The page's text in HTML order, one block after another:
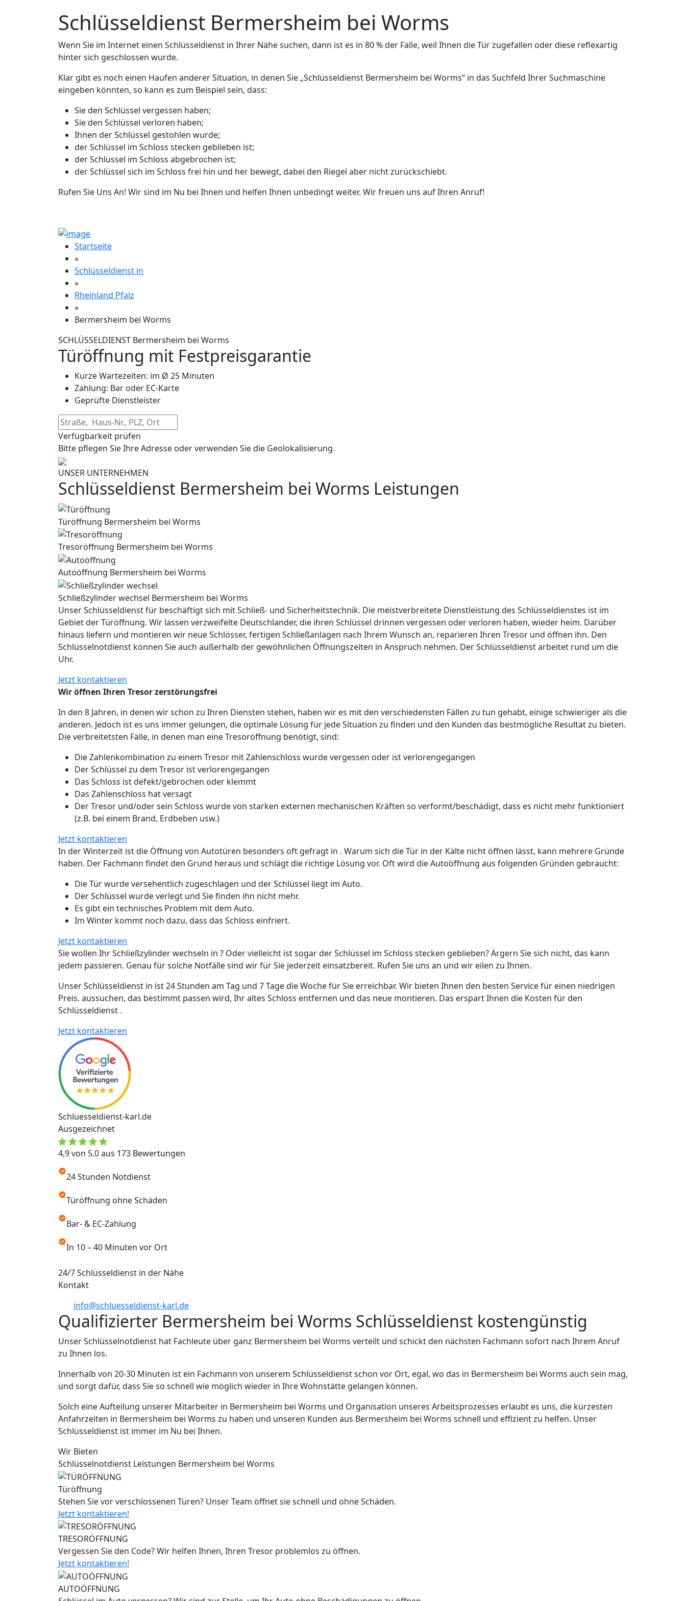
Schlüsseldienst Bermersheim bei Worms
Wenn Sie im Internet einen Schlüsseldienst in Ihrer Nähe suchen, dann ist es in 80 % der Fälle, weil Ihnen die Tür zugefallen oder diese reflexartig
hinter sich geschlossen wurde.
Klar gibt es noch einen Haufen anderer Situation, in denen Sie „Schlüsseldienst Bermersheim bei Worms“ in das Suchfeld Ihrer Suchmaschine
eingeben könnten, so kann es zum Beispiel sein, dass:
Sie den Schlüssel vergessen haben;
Sie den Schlüssel verloren haben;
Ihnen der Schlüssel gestohlen wurde;
der Schlüssel im Schloss stecken geblieben ist;
der Schlüssel im Schloss abgebrochen ist;
der Schlüssel sich im Schloss frei hin und her bewegt, dabei den Riegel aber nicht zurückschiebt.
Rufen Sie Uns An! Wir sind im Nu bei Ihnen und helfen Ihnen unbedingt weiter. Wir freuen uns auf Ihren Anruf!
Startseite
»
Schlüsseldienst in
»
Rheinland Pfalz
»
Bermersheim bei Worms
SCHLÜSSELDIENST Bermersheim bei Worms
Türöffnung mit Festpreisgarantie
Kurze Wartezeiten: im Ø 25 Minuten
Zahlung: Bar oder EC-Karte
Geprüfte Dienstleister
Verfügbarkeit prüfen
Bitte pflegen Sie Ihre Adresse oder verwenden Sie die Geolokalisierung.
UNSER UNTERNEHMEN
Schlüsseldienst Bermersheim bei Worms Leistungen
Türöffnung Bermersheim bei Worms
Tresoröffnung Bermersheim bei Worms
Autoöffnung Bermersheim bei Worms
Schließzylinder wechsel Bermersheim bei Worms
Unser Schlüsseldienst für beschäftigt sich mit Schließ- und Sicherheitstechnik. Die meistverbreitete Dienstleistung des Schlüsseldienstes ist im
Gebiet der Türöffnung. Wir lassen verzweifelte Deutschlander, die ihren Schlüssel drinnen vergessen oder verloren haben, wieder heim. Darüber
hinaus liefern und montieren wir neue Schlösser, fertigen Schließanlagen nach Ihrem Wunsch an, reparieren Ihren Tresor und öffnen ihn. Den
Schlüsselnotdienst können Sie auch außerhalb der gewöhnlichen Öffnungszeiten in Anspruch nehmen. Der Schlüsseldienst arbeitet rund um die
Uhr.
Jetzt kontaktieren
Wir öffnen Ihren Tresor zerstörungsfrei
In den 8 Jahren, in denen wir schon zu Ihren Diensten stehen, haben wir es mit den verschiedensten Fällen zu tun gehabt, einige schwieriger als die
anderen. Jedoch ist es uns immer gelungen, die optimale Lösung für jede Situation zu finden und den Kunden das bestmögliche Resultat zu bieten.
Die verbreitetsten Fälle, in denen man eine Tresoröffnung benötigt, sind:
Die Zahlenkombination zu einem Tresor mit Zahlenschloss wurde vergessen oder ist verlorengegangen
Der Schlüssel zu dem Tresor ist verlorengegangen
Das Schloss ist defekt/gebrochen oder klemmt
Das Zahlenschloss hat versagt
Der Tresor und/oder sein Schloss wurde von starken externen mechanischen Kräften so verformt/beschädigt, dass es nicht mehr funktioniert
(z.B. bei einem Brand, Erdbeben usw.)
Jetzt kontaktieren
In der Winterzeit ist die Öffnung von Autotüren besonders oft gefragt in . Warum sich die Tür in der Kälte nicht öffnen lässt, kann mehrere Gründe
haben. Der Fachmann findet den Grund heraus und schlägt die richtige Lösung vor. Oft wird die Autoöffnung aus folgenden Gründen gebraucht:
Die Tür wurde versehentlich zugeschlagen und der Schlüssel liegt im Auto.
Der Schlüssel wurde verlegt und Sie finden ihn nicht mehr.
Es gibt ein technisches Problem mit dem Auto.
Im Winter kommt noch dazu, dass das Schloss einfriert.
Jetzt kontaktieren
Sie wollen Ihr Schließzylinder wechseln in ? Oder vielleicht ist sogar der Schlüssel im Schloss stecken geblieben? Ärgern Sie sich nicht, das kann
jedem passieren. Genau für solche Notfälle sind wir für Sie jederzeit einsatzbereit. Rufen Sie uns an und wir eilen zu Ihnen.
Unser Schlüsseldienst in ist 24 Stunden am Tag und 7 Tage die Woche für Sie erreichbar. Wir bieten Ihnen den besten Service für einen niedrigen
Preis. aussuchen, das bestimmt passen wird, Ihr altes Schloss entfernen und das neue montieren. Das erspart Ihnen die Kosten für den
Schlüsseldienst .
Jetzt kontaktieren
Schluesseldienst-karl.de
Ausgezeichnet
4,9 von 5,0 aus 173 Bewertungen
24 Stunden Notdienst
Türöffnung ohne Schäden
Bar- & EC-Zahlung
In 10 – 40 Minuten vor Ort
24/7 Schlüsseldienst in der Nähe
Kontakt
info@schluesseldienst-karl.de
Qualifizierter Bermersheim bei Worms Schlüsseldienst kostengünstig
Unser Schlüsselnotdienst hat Fachleute über ganz Bermersheim bei Worms verteilt und schickt den nächsten Fachmann sofort nach Ihrem Anruf
zu Ihnen los.
Innerhalb von 20-30 Minuten ist ein Fachmann von unserem Schlüsseldienst schon vor Ort, egal, wo das in Bermersheim bei Worms auch sein mag,
und sorgt dafür, dass Sie so schnell wie möglich wieder in Ihre Wohnstätte gelangen können.
Solch eine Aufteilung unserer Mitarbeiter in Bermersheim bei Worms und Organisation unseres Arbeitsprozesses erlaubt es uns, die kürzesten
Anfahrzeiten in Bermersheim bei Worms zu haben und unseren Kunden aus Bermersheim bei Worms schnell und effizient zu helfen. Unser
Schlüsseldienst ist immer im Nu bei Ihnen.
Wir Bieten
Schlüsselnotdienst Leistungen Bermersheim bei Worms
Türöffnung
Stehen Sie vor verschlossenen Türen? Unser Team öffnet sie schnell und ohne Schäden.
Jetzt kontaktieren!
TRESORÖFFNUNG
Vergessen Sie den Code? Wir helfen Ihnen, Ihren Tresor problemlos zu öffnen.
Jetzt kontaktieren!
AUTOÖFFNUNG